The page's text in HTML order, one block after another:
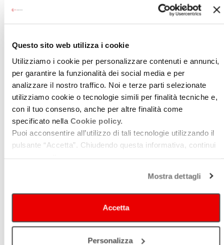
Questo sito web utilizza i cookie
Utilizziamo i cookie per personalizzare contenuti e annunci,
per garantire la funzionalità dei social media e per
analizzare il nostro traffico. Noi e terze parti selezionate
utilizziamo cookie o tecnologie simili per finalità tecniche e,
con il tuo consenso, anche per altre finalità come
specificato nella Cookie policy.
Puoi acconsentire all’utilizzo di tali tecnologie utilizzando il
pulsante “Accetta”. Chiudendo questa informativa, continui
Mostra dettagli
Accetta
Personalizza
TEATRO COMUNALE DI RUSSI